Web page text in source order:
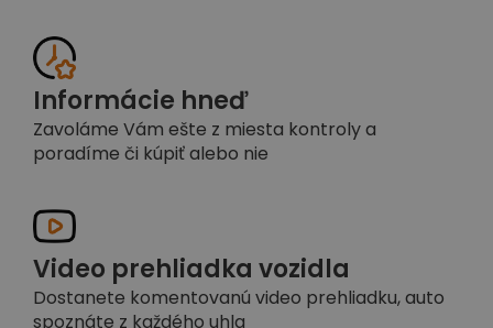
Informácie hneď
Zavoláme Vám ešte z miesta kontroly a
poradíme či kúpiť alebo nie
Video prehliadka vozidla
Dostanete komentovanú video prehliadku, auto
spoznáte z každého uhla